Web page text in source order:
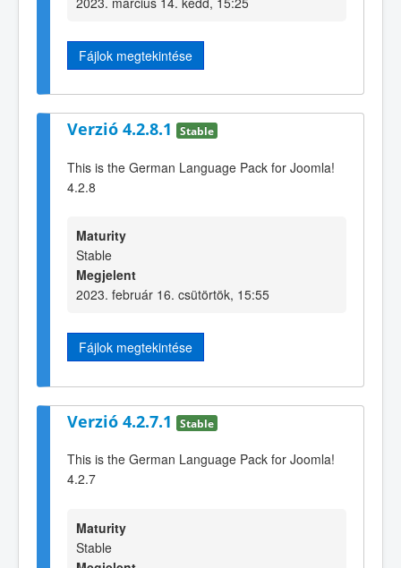
Fájlok megtekintése
Verzió 4.2.8.1 Stable
This is the German Language Pack for Joomla!
4.2.8
Maturity
Stable
Megjelent
2023. február 16. csütörtök, 15:55
Fájlok megtekintése
Verzió 4.2.7.1 Stable
This is the German Language Pack for Joomla!
4.2.7
Maturity
Stable